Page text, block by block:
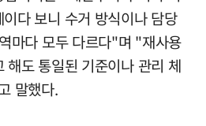
다 보니 수거 방식이나 담당
마다 모두 다르다"며 "재사용
해도 통일된 기준이나 관리 체
말했다.